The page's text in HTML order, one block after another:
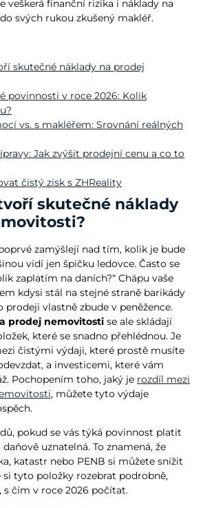
veškerá finanční rizika i náklady na
svých rukou zkušený makléř.
skutečné náklady na prodej
povinnosti v roce 2026: Kolik
vs. s makléřem: Srovnání reálných
Jak zvýšit prodejní cenu a co to
čistý zisk s ZHReality
skutečné náklady
zamýšlejí nad tím, kolik je bude
vidí jen špičku ledovce. Často se
zaplatím na daních?“ Chápu vaše
kdysi stál na stejné straně barikády
prodeji vlastně zbude v peněžence.
prodej nemovitosti se ale skládají
které se snadno přehlédnou. Je
čistými výdaji, které prostě musíte
a investicemi, které vám
Pochopením toho, jaký je rozdíl mezi
, můžete tyto výdaje
pokud se vás týká povinnost platit
uznatelná. To znamená, že
katastr nebo PENB si můžete snížit
si tyto položky rozebrat podrobně,
s čím v roce 2026 počítat.